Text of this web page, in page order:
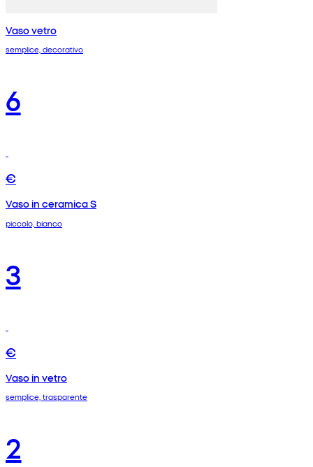
Vaso vetro
semplice, decorativo
6
€
Vaso in ceramica S
piccolo, bianco
3
€
Vaso in vetro
semplice, trasparente
2